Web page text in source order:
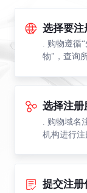
选择要注
. 购物遵循
物"，查询
选择注册
. 购物域
机构进行注
提交注册